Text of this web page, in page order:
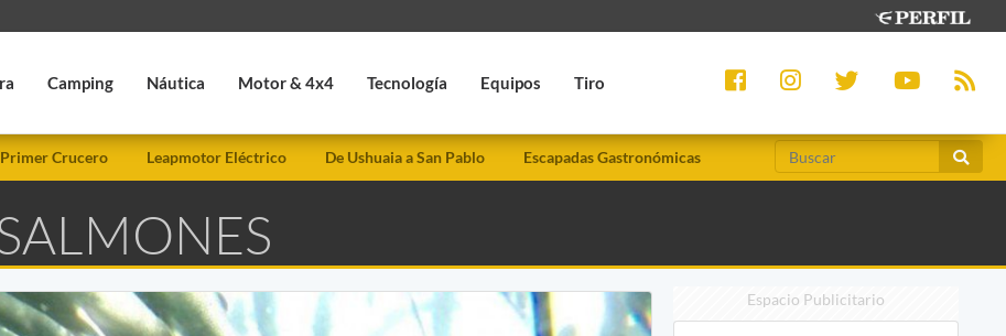
Camping Náutica Motor & 4x4 Tecnología Equipos Tiro
Primer Crucero Leapmotor Eléctrico De Ushuaia a San Pablo Escapadas Gastronómicas
Espacio Publicitario